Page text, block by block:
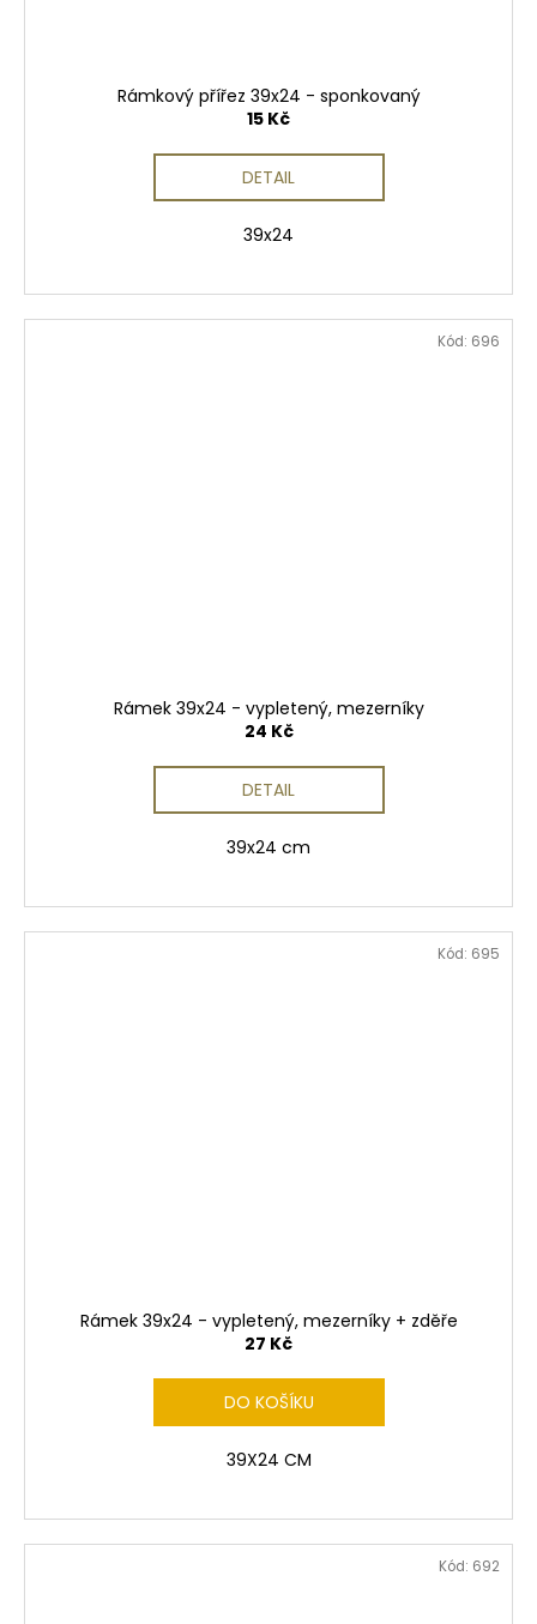
Rámkový přířez 39x24 - sponkovaný
15 Kč
DETAIL
39x24
Rámek 39x24 - vypletený, mezerníky
24 Kč
DETAIL
39x24 cm
Kód: 696
Rámek 39x24 - vypletený, mezerníky + zděře
27 Kč
DO KOŠÍKU
39X24 CM
Kód: 695
Kód: 692